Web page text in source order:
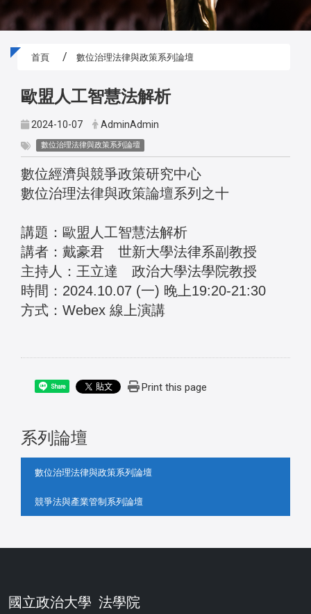
首頁 數位治理法律與政策系列論壇
歐盟人工智慧法解析
2024-10-07 AdminAdmin
數位治理法律與政策系列論壇
數位經濟與競爭政策研究中心
數位治理法律與政策論壇系列之十
講題：歐盟人工智慧法解析
講者：戴豪君 世新大學法律系副教授
主持人：王立達 政治大學法學院教授
時間： 2024.10.07 (一) 晚上19:20-21:30
方式：Webex 線上演講
Share Print this page
系列論壇
數位治理法律與政策系列論壇
競爭法與產業管制系列論壇
國立政治大學 法學院